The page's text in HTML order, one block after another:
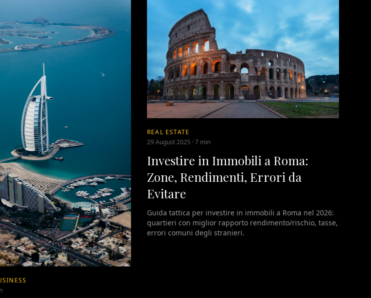
REAL ESTATE
29 August 2025 · 7 min
Investire in Immobili a Roma:
Zone, Rendimenti, Errori da
Evitare
Guida tattica per investire in immobili a Roma nel 2026:
quartieri con miglior rapporto rendimento/rischio, tasse,
errori comuni degli stranieri.